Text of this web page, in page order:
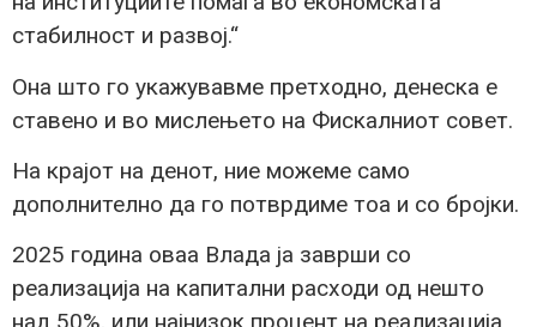
стабилност и развој.“
Она што го укажувавме претходно, денеска е
ставено и во мислењето на Фискалниот совет.
На крајот на денот, ние можеме само
дополнително да го потврдиме тоа и со бројки.
2025 година оваа Влада ја заврши со
реализација на капитални расходи од нешто